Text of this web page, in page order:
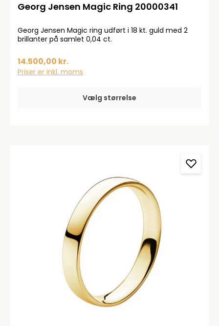
Georg Jensen Magic Ring 20000341
Georg Jensen Magic ring udført i 18 kt. guld med 2
brillanter på samlet 0,04 ct.
14.500,00 kr.
Priser er inkl. moms
Vælg størrelse